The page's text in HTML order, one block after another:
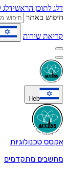
דלג לתוכן הראשי
חיפוש באתר
קריאת שירות
Heb
אקסס טכנולוגיות
מחשבים מתקדמים